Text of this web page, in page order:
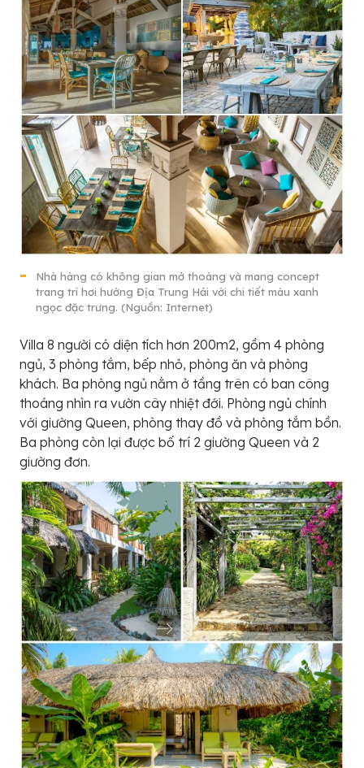
Nhà hàng có không gian mở thoáng và mang concept
trang trí hơi hướng Địa Trung Hải với chi tiết màu xanh
ngọc đặc trưng. (Nguồn: Internet)
Villa 8 người có diện tích hơn 200m2, gồm 4 phòng
ngủ, 3 phòng tắm, bếp nhỏ, phòng ăn và phòng
khách. Ba phòng ngủ nằm ở tầng trên có ban công
thoáng nhìn ra vườn cây nhiệt đới. Phòng ngủ chính
với giường Queen, phòng thay đồ và phòng tắm bồn.
Ba phòng còn lại được bố trí 2 giường Queen và 2
giường đơn.